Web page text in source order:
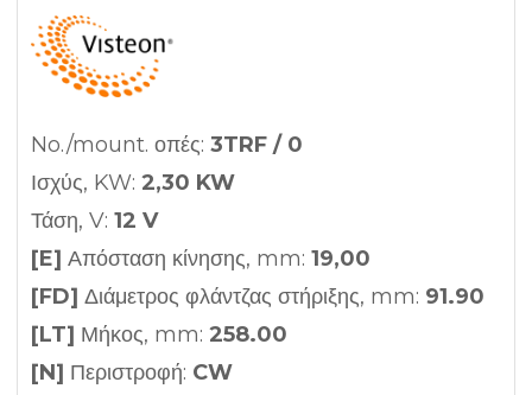
No./mount. οπές: 3TRF / 0
Ισχύς, KW: 2,30 KW
Τάση, V: 12 V
[E] Απόσταση κίνησης, mm: 19,00
[FD] Διάμετρος φλάντζας στήριξης, mm: 91.90
[LT] Μήκος, mm: 258.00
[N] Περιστροφή: CW